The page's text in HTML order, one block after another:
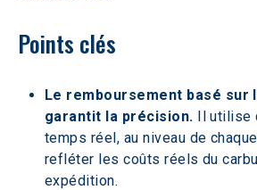
Points clés
Le remboursement basé sur
garantit la précision. Il utilise
temps réel, au niveau de
refléter les coûts réels du
expédition.